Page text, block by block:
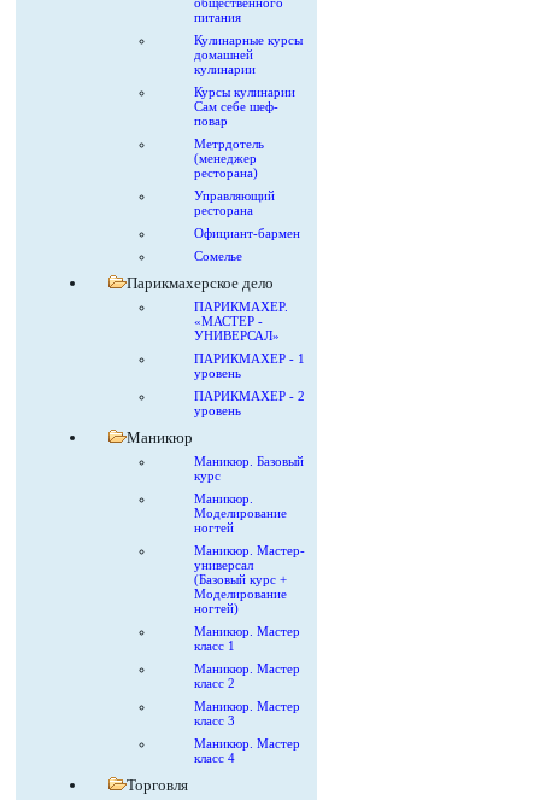
питания
Кулинарные курсы
домашней
кулинарии
Курсы кулинарии
Сам себе шеф-
повар
Метрдотель
(менеджер
ресторана)
Управляющий
ресторана
Официант-бармен
Сомелье
Парикмахерское дело
ПАРИКМАХЕР.
«МАСТЕР -
УНИВЕРСАЛ»
ПАРИКМАХЕР - 1
уровень
ПАРИКМАХЕР - 2
уровень
Маникюр
Маникюр. Базовый
курс
Маникюр.
Моделирование
ногтей
Маникюр. Мастер-
универсал
(Базовый курс +
Моделирование
ногтей)
Маникюр. Мастер
класс 1
Маникюр. Мастер
класс 2
Маникюр. Мастер
класс 3
Маникюр. Мастер
класс 4
Торговля